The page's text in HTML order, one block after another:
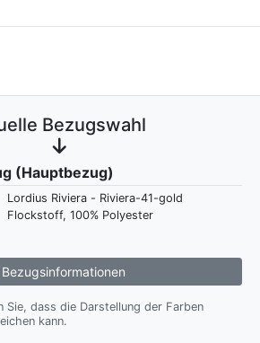
Bezugswahl
(Hauptbezug)
Lordius Riviera - Riviera-41-gold
Flockstoff, 100% Polyester
Bezugsinformationen
Sie, dass die Darstellung der Farben
kann.